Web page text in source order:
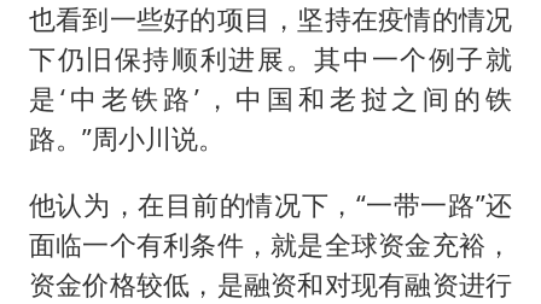
也看到一些好的项目，坚持在疫情的情况
下仍旧保持顺利进展。其中一个例子就
是‘中老铁路’，中国和老挝之间的铁
路。”周小川说。
他认为，在目前的情况下，“一带一路”还
面临一个有利条件，就是全球资金充裕，
资金价格较低，是融资和对现有融资进行